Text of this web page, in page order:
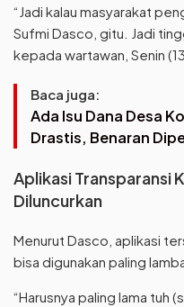
“Jadi kalau masyarakat
Sufmi Dasco, gitu. Jadi
kepada wartawan, Senin
Baca juga:
Ada Isu Dana Desa
Drastis, Benaran
Aplikasi Transparansi
Diluncurkan
Menurut Dasco, aplikasi
bisa digunakan paling
“Harusnya paling lama tuh